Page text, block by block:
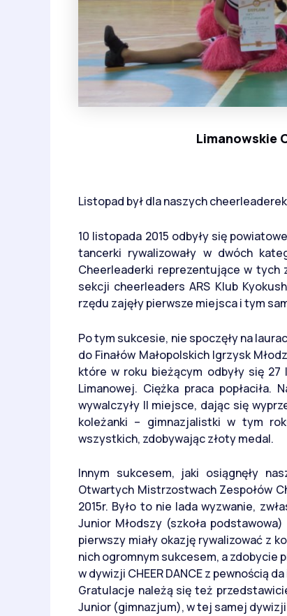
Limanowskie
Listopad był dla naszych
10 listopada 2015 odbyły się
tancerki rywalizowały w dwóch
Cheerleaderki reprezentujące w tych
sekcji cheerleaders ARS Klub
rzędu zajęły pierwsze miejsca i tym
Po tym sukcesie, nie spoczęły na
do Finałów Małopolskich Igrzysk
które w roku bieżącym odbyły się
Limanowej. Ciężka praca
wywalczyły II miejsce, dając się
koleżanki – gimnazjalistki w tym
wszystkich, zdobywając złoty medal.
Innym sukcesem, jaki osiągnęły
Otwartych Mistrzostwach Zespołów
2015r. Było to nie lada wyzwanie,
Junior Młodszy (szkoła
pierwszy miały okazję rywalizować z
nich ogromnym sukcesem, a zdobycie
w dywizji CHEER DANCE z pewnością
Gratulacje należą się też
Junior (gimnazjum), w tej samej